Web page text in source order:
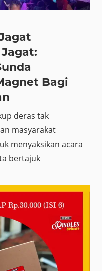
Bagi
deras tak
masyarakat
menyaksikan acara
bertajuk